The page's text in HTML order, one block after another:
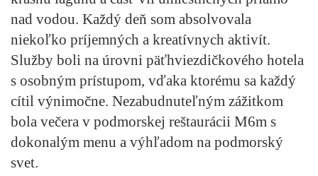
nad vodou. Každý deň som absolvovala
niekoľko príjemných a kreatívnych aktivít.
Služby boli na úrovni päťhviezdičkového hotela
s osobným prístupom, vďaka ktorému sa každý
cítil výnimočne. Nezabudnuteľným zážitkom
bola večera v podmorskej reštaurácii M6m s
dokonalým menu a výhľadom na podmorský
svet.